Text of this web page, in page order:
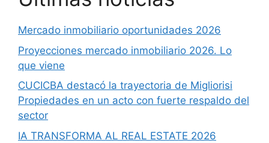
Mercado inmobiliario oportunidades 2026
Proyecciones mercado inmobiliario 2026. Lo
que viene
CUCICBA destacó la trayectoria de Migliorisi
Propiedades en un acto con fuerte respaldo del
sector
IA TRANSFORMA AL REAL ESTATE 2026